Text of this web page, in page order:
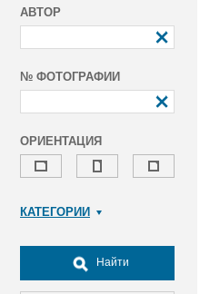
АВТОР
№ ФОТОГРАФИИ
ОРИЕНТАЦИЯ
КАТЕГОРИИ
Досуг, туризм и отдых
Культура
Найти